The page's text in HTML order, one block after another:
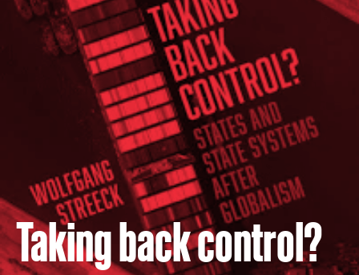
Taking back control?